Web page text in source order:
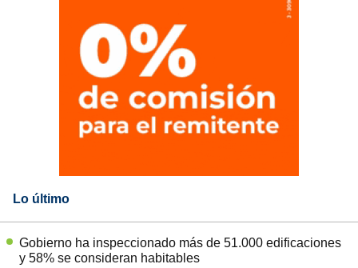
Lo último
Gobierno ha inspeccionado más de 51.000 edificaciones
y 58% se consideran habitables